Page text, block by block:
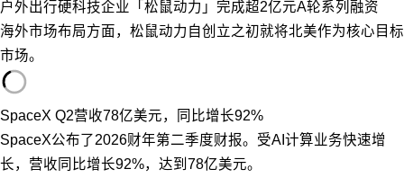
户外出行硬科技企业「松鼠动力」完成超2亿元A轮系列融资
海外市场布局方面，松鼠动力自创立之初就将北美作为核心目标
市场。
SpaceX Q2营收78亿美元，同比增长92%
SpaceX公布了2026财年第二季度财报。受AI计算业务快速增
长，营收同比增长92%，达到78亿美元。